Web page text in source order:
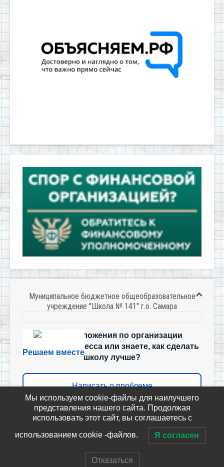
Муниципальное бюджетное общеобразовательное
учреждение "Школа № 141" г.о. Самара
Решаем вместе
Есть предложения по организации
учебного процесса или знаете, как сделать
школу лучше?
Написать о проблеме
Политика-оператора-персональных-данных-в-отношении-
обработки-персональных-данных
Муниципальное бюджетное общеобразовательное учреждение
"Школа № 141" городского округа Самара
Мы используем cookie-файлы для наилучшего
представления нашего сайта. Продолжая
использовать этот сайт, вы соглашаетесь с
использованием cookie -файлов. Я согласен
Отказаться